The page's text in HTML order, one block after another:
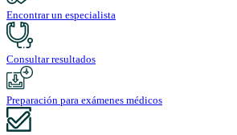
Encontrar un especialista
Consultar resultados
Preparación para exámenes médicos